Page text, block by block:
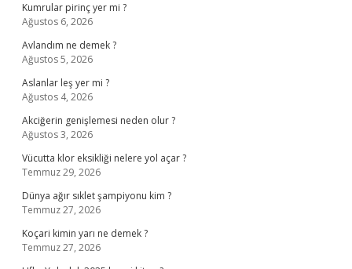
Kumrular pirinç yer mi ?
Ağustos 6, 2026
Avlandım ne demek ?
Ağustos 5, 2026
Aslanlar leş yer mi ?
Ağustos 4, 2026
Akciğerin genişlemesi neden olur ?
Ağustos 3, 2026
Vücutta klor eksikliği nelere yol açar ?
Temmuz 29, 2026
Dünya ağır sıklet şampiyonu kim ?
Temmuz 27, 2026
Koçari kimin yarı ne demek ?
Temmuz 27, 2026